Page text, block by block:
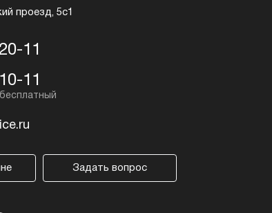
проезд, 5с1
11
11
Задать вопрос